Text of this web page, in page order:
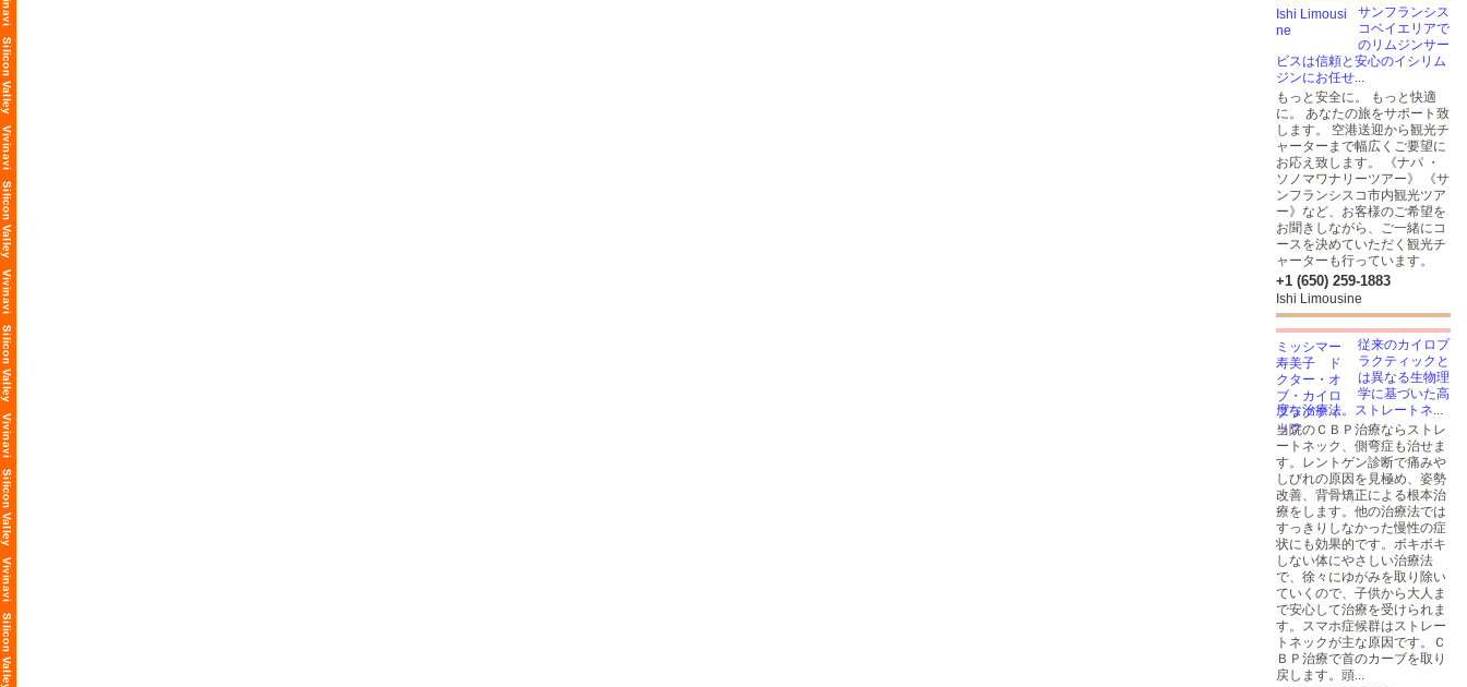
サンフランシス
コベイエリアで
のリムジンサー
ビスは信頼と安心のイシリム
ジンにお任せ...
もっと安全に。 もっと快適
に。 あなたの旅をサポート致
します。 空港送迎から観光チ
ャーターまで幅広くご要望に
お応え致します。 《ナパ ・
ソノマワナリーツアー》 《サ
ンフランシスコ市内観光ツア
ー》など、お客様のご希望を
お聞きしながら、ご一緒にコ
ースを決めていただく観光チ
ャーターも行っています。
+1 (650) 259-1883
Ishi Limousine
従来のカイロプ
ラクティックと
は異なる生物理
学に基づいた高
度な治療法。ストレートネ...
当院のＣＢＰ治療ならストレ
ートネック、側弯症も治せま
す。レントゲン診断で痛みや
しびれの原因を見極め、姿勢
改善、背骨矯正による根本治
療をします。他の治療法では
すっきりしなかった慢性の症
状にも効果的です。ボキボキ
しない体にやさしい治療法
で、徐々にゆがみを取り除い
ていくので、子供から大人ま
で安心して治療を受けられま
す。スマホ症候群はストレー
トネックが主な原因です。Ｃ
ＢＰ治療で首のカーブを取り
戻します。頭...